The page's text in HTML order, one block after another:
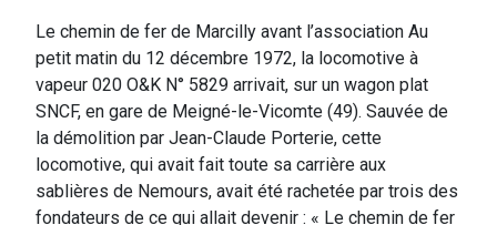
Le chemin de fer de Marcilly avant l’association Au
petit matin du 12 décembre 1972, la locomotive à
vapeur 020 O&K N° 5829 arrivait, sur un wagon plat
SNCF, en gare de Meigné-le-Vicomte (49). Sauvée de
la démolition par Jean-Claude Porterie, cette
locomotive, qui avait fait toute sa carrière aux
sablières de Nemours, avait été rachetée par trois des
fondateurs de ce qui allait devenir : « Le chemin de fer